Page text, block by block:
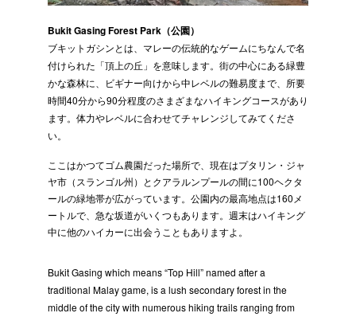
Bukit Gasing Forest Park（公園）
ブキットガシンとは、マレーの伝統的なゲームにちなんで名
付けられた「頂上の丘」を意味します。街の中心にある緑豊
かな森林に、ビギナー向けから中レベルの難易度まで、所要
時間40分から90分程度のさまざまなハイキングコースがあり
ます。体力やレベルに合わせてチャレンジしてみてくださ
い。
ここはかつてゴム農園だった場所で、現在はプタリン・ジャ
ヤ市（スランゴル州）とクアラルンプールの間に100ヘクタ
ールの緑地帯が広がっています。公園内の最高地点は160メ
ートルで、急な坂道がいくつもあります。週末はハイキング
中に他のハイカーに出会うこともありますよ。
Bukit Gasing which means “Top Hill” named after a
traditional Malay game, is a lush secondary forest in the
middle of the city with numerous hiking trails ranging from